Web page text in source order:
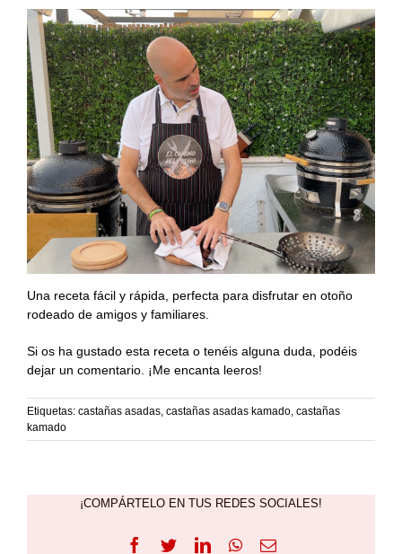
Una receta fácil y rápida, perfecta para disfrutar en otoño
rodeado de amigos y familiares.
Si os ha gustado esta receta o tenéis alguna duda, podéis
dejar un comentario. ¡Me encanta leeros!
Etiquetas: castañas asadas, castañas asadas kamado, castañas
kamado
¡COMPÁRTELO EN TUS REDES SOCIALES!
Facebook
TwitterLinkedInWhatsApp
Correo